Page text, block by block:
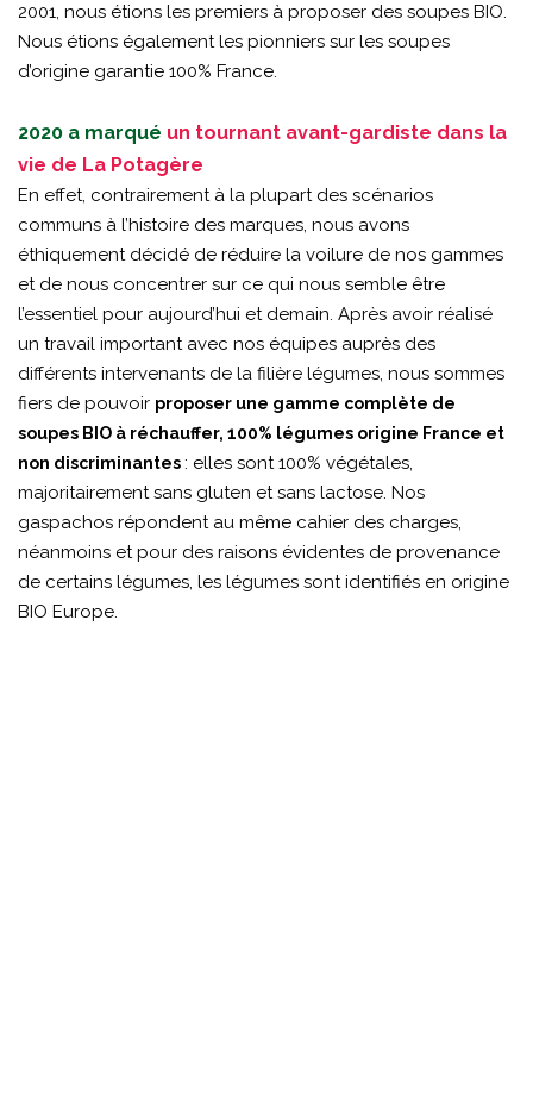
2001, nous étions les premiers à proposer des soupes BIO.
Nous étions également les pionniers sur les soupes
d’origine garantie 100% France.
2020 a marqué un tournant avant-gardiste dans la
vie de La Potagère
En effet, contrairement à la plupart des scénarios
communs à l’histoire des marques, nous avons
éthiquement décidé de réduire la voilure de nos gammes
et de nous concentrer sur ce qui nous semble être
l’essentiel pour aujourd’hui et demain. Après avoir réalisé
un travail important avec nos équipes auprès des
différents intervenants de la filière légumes, nous sommes
fiers de pouvoir proposer une gamme complète de
soupes BIO à réchauffer, 100% légumes origine France et
non discriminantes: elles sont 100% végétales,
majoritairement sans gluten et sans lactose. Nos
gaspachos répondent au même cahier des charges,
néanmoins et pour des raisons évidentes de provenance
de certains légumes, les légumes sont identifiés en origine
BIO Europe.